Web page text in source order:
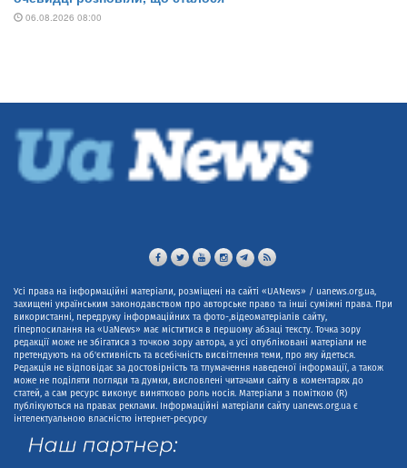
Усі права на інформаційні матеріали, розміщені на сайті «UANews» / uanews.org.ua,
захищені українським законодавством про авторське право та інші суміжні права. При
використанні, передруку інформаційних та фото-,відеоматеріалів сайту,
гіперпосилання на «UaNews» має міститися в першому абзаці тексту. Точка зору
редакції може не збігатися з точкою зору автора, а усі опубліковані матеріали не
претендують на об'єктивність та всебічність висвітлення теми, про яку йдеться.
Редакція не відповідає за достовірність та тлумачення наведеної інформації, а також
може не поділяти погляди та думки, висловлені читачами сайту в коментарях до
статей, а сам ресурс виконує винятково роль носія. Матеріали з поміткою (R)
публікуються на правах реклами. Інформаційні матеріали сайту uanews.org.ua є
інтелектуальною власністю інтернет-ресурсу